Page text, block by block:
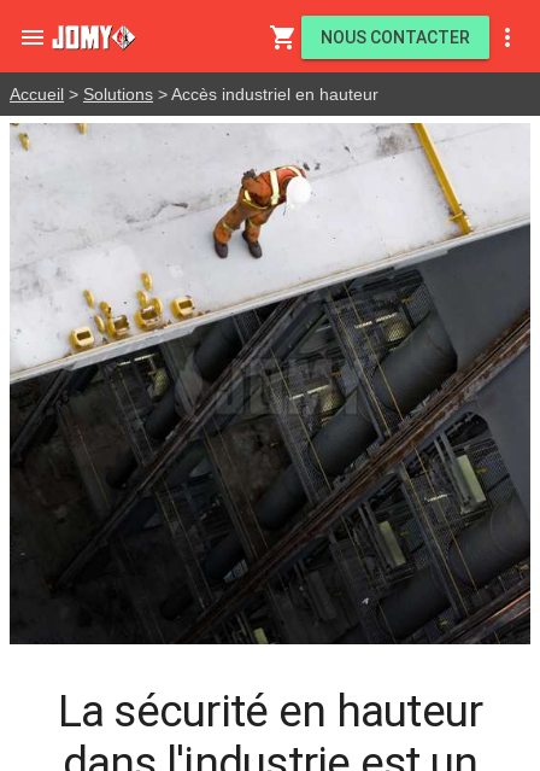
 shopping_cart NOUS CONTACTER 
Accueil > Solutions > Accès industriel en hauteur
La sécurité en hauteur